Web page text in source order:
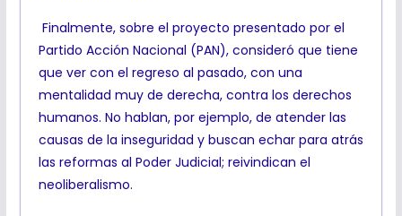
Finalmente, sobre el proyecto presentado por el
Partido Acción Nacional (PAN), consideró que tiene
que ver con el regreso al pasado, con una
mentalidad muy de derecha, contra los derechos
humanos. No hablan, por ejemplo, de atender las
causas de la inseguridad y buscan echar para atrás
las reformas al Poder Judicial; reivindican el
neoliberalismo.